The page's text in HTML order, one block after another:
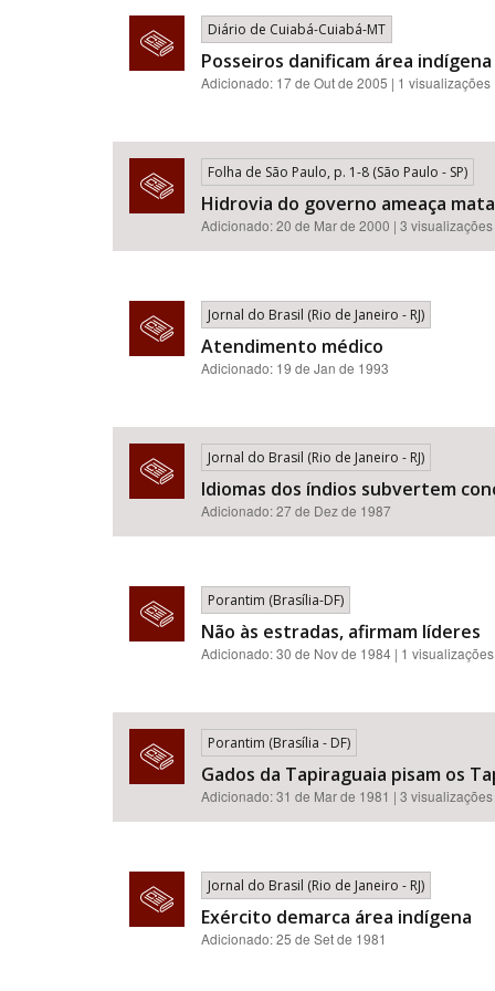
Diário de Cuiabá-Cuiabá-MT
Posseiros danificam área indígena
Adicionado: 17 de Out de 2005 | 1 visualizações
Folha de São Paulo, p. 1-8 (São Paulo - SP)
Hidrovia do governo ameaça
Adicionado: 20 de Mar de 2000 | 3 visualizações
Jornal do Brasil (Rio de Janeiro - RJ)
Atendimento médico
Adicionado: 19 de Jan de 1993
Jornal do Brasil (Rio de Janeiro - RJ)
Idiomas dos índios subvertem
Adicionado: 27 de Dez de 1987
Porantim (Brasília-DF)
Não às estradas, afirmam líderes
Adicionado: 30 de Nov de 1984 | 1 visualizações
Porantim (Brasília - DF)
Gados da Tapiraguaia pisam os
Adicionado: 31 de Mar de 1981 | 3 visualizações
Jornal do Brasil (Rio de Janeiro - RJ)
Exército demarca área indígena
Adicionado: 25 de Set de 1981